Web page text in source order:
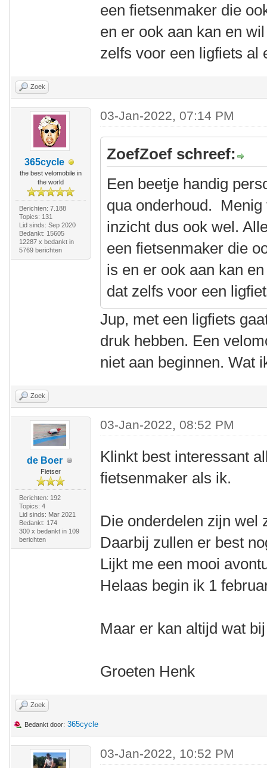
een fietsenmaker die
en er ook aan kan en
zelfs voor een ligfiets al
Zoek
365cycle
the best velomobile in
the world
Berichten: 7.188
Topics: 131
Lid sinds: Sep 2020
Bedankt: 15605
12287 x bedankt in
5769 berichten
03-Jan-2022, 07:14 PM
ZoefZoef schreef:
Een beetje handig
qua onderhoud.
inzicht dus ook wel.
een fietsenmaker die
is en er ook aan kan
dat zelfs voor een
Jup, met een ligfiets
druk hebben. Een
niet aan beginnen.
Zoek
de Boer
Fietser
Berichten: 192
Topics: 4
Lid sinds: Mar 2021
Bedankt: 174
300 x bedankt in 109
berichten
03-Jan-2022, 08:52 PM
Klinkt best interessant
fietsenmaker als ik.
Die onderdelen zijn wel
Daarbij zullen er best
Lijkt me een mooi
Helaas begin ik 1
Maar er kan altijd wat
Groeten Henk
Zoek
Bedankt door: 365cycle
03-Jan-2022, 10:52 PM